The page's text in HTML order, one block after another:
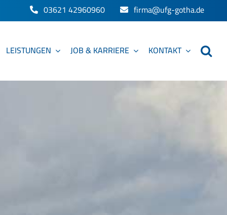
03621 42960960 firma@ufg-gotha.de
LEISTUNGEN JOB & KARRIERE KONTAKT